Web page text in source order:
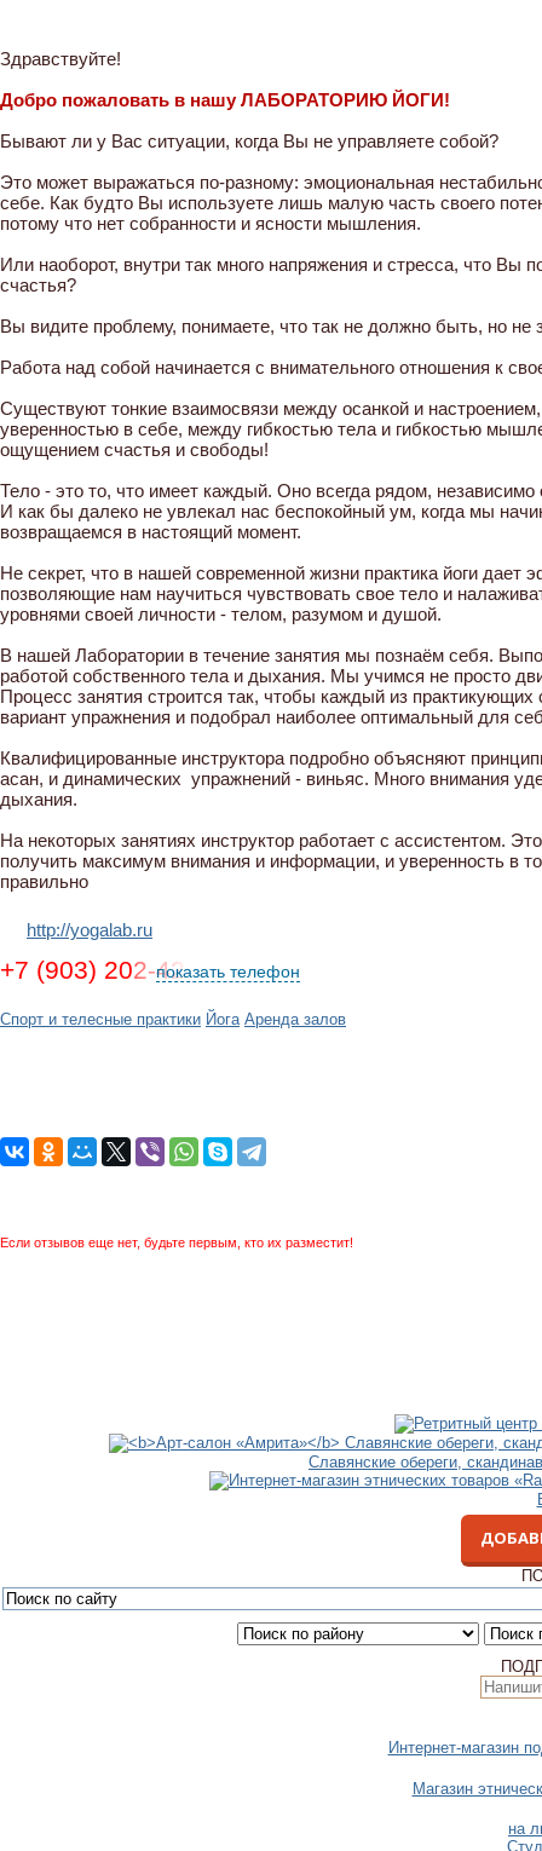
Здравствуйте!
Добро пожаловать в нашу ЛАБОРАТОРИЮ ЙОГИ!
Бывают ли у Вас ситуации, когда Вы не управляете собой?
Это может выражаться по-разному: эмоциональная
себе. Как будто Вы используете лишь малую часть своего
потому что нет собранности и ясности мышления.
Или наоборот, внутри так много напряжения и стресса, что Вы
счастья?
Вы видите проблему, понимаете, что так не должно быть, но не
Pабота над собой начинается с внимательного отношения к
Существуют тонкие взаимосвязи между осанкой и
уверенностью в себе, между гибкостью тела и гибкостью
ощущением счастья и свободы!
Тело - это то, что имеет каждый. Оно всегда рядом, независимо
И как бы далеко не увлекал нас беспокойный ум, когда мы
возвращаемся в настоящий момент.
Не секрет, что в нашей современной жизни практика йоги дает
позволяющие нам научиться чувствовать свое тело и
уровнями своей личности - телом, разумом и душой.
В нашей Лаборатории в течение занятия мы познаём себя.
работой собственного тела и дыхания. Мы учимся не просто
Процесс занятия строится так, чтобы каждый из
вариант упражнения и подобрал наиболее оптимальный для
Квалифицированные инструктора подробно объясняют
асан, и динамических упражнений - виньяс. Много внимания
дыхания.
На некоторых занятиях инструктор работает с ассистентом.
получить максимум внимания и информации, и уверенность в
правильно
http://yogalab.ru
+7 (903) 202-42-50, +7 (916) 204-12-07
показать телефон
Спорт и телесные практики Йога Аренда залов
Если отзывов еще нет, будьте первым, кто их разместит!
Славянские обереги,
Интернет-магазин
Магазин
на